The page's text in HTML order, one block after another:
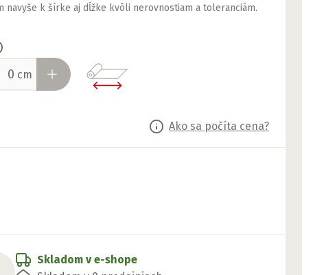
k šírke aj dĺžke kvôli nerovnostiam a toleranciám.
cm
Ako sa počíta cena?
Skladom v e-shope